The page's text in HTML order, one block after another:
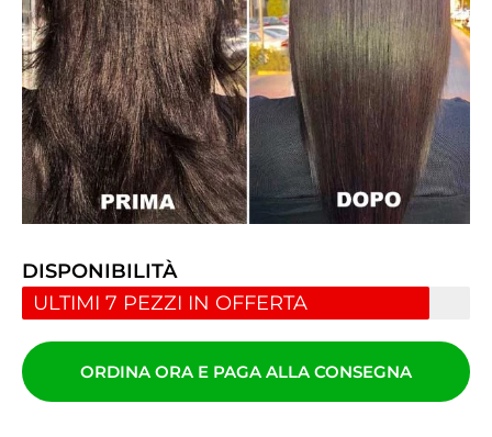
DISPONIBILITÀ
ULTIMI 7 PEZZI IN OFFERTA
ORDINA ORA E PAGA ALLA CONSEGNA